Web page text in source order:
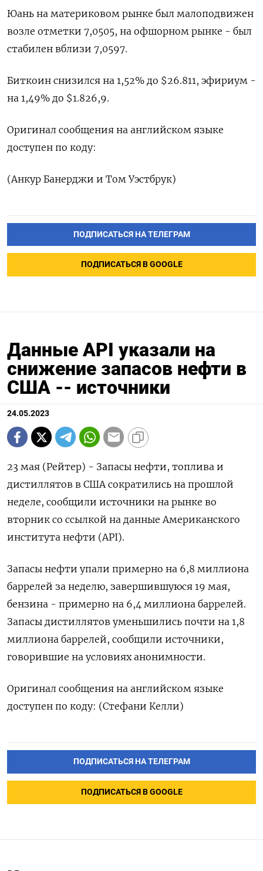
Юань на материковом рынке был малоподвижен
возле отметки 7,0505​, на офшорном рынке - был
стабилен вблизи 7,0597.
Биткоин снизился на 1,52% до $26.811, эфириум -
на 1,49% до $1.826,9.
Оригинал сообщения на английском языке
доступен по коду:
(Анкур Банерджи и Том Уэстбрук)
ПОДПИСАТЬСЯ НА ТЕЛЕГРАМ
ПОДПИСАТЬСЯ В GOOGLE
Данные API указали на
снижение запасов нефти в
США -- источники
24.05.2023
23 мая (Рейтер) - Запасы нефти, топлива и
дистиллятов в США сократились на прошлой
неделе, сообщили источники на рынке во
вторник со ссылкой на данные Американского
института нефти (API).
Запасы нефти упали примерно на 6,8 миллиона
баррелей за неделю, завершившуюся 19 мая,
бензина - примерно на 6,4 миллиона баррелей.
Запасы дистиллятов уменьшились почти на 1,8
миллиона баррелей, сообщили источники,
говорившие на условиях анонимности.
Оригинал сообщения на английском языке
доступен по коду: (Стефани Келли)
ПОДПИСАТЬСЯ НА ТЕЛЕГРАМ
ПОДПИСАТЬСЯ В GOOGLE